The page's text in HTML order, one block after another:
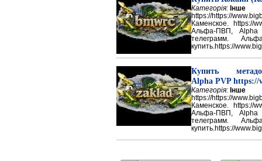
Категорія: Інше
https://https://
Каменское. https://
Альфа-ПВП, Alpha
телеграмм.
купить.https://
Купить
Alpha PVP https://
Категорія: Інше
https://https://
Каменское. https://
Альфа-ПВП, Alpha
телеграмм.
купить.https://